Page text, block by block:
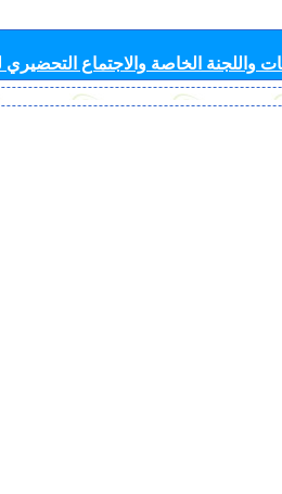
واللجنة الخاصة والاجتماع التحضيري